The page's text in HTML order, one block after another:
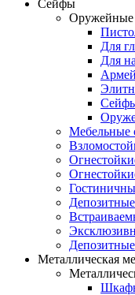
Сейфы
Для
Для
Мебельные
Металлическая